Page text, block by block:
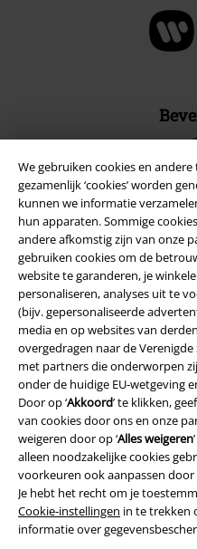
We gebruiken cookies en
gezamenlijk ‘cookies’ worden
kunnen we informatie
hun apparaten. Sommige
andere afkomstig zijn van onze
gebruiken cookies om de
website te garanderen, je
personaliseren, analyses uit te
(bijv. gepersonaliseerde
media en op websites van
overgedragen naar de
met partners die onderworpen
onder de huidige EU-wetgeving
Door op ‘Akkoord’ te klikken,
van cookies door ons en onze
weigeren door op ‘Alles weigeren
alleen noodzakelijke cookies
voorkeuren ook aanpassen door
Je hebt het recht om je
Cookie-instellingen in te trekken
informatie over
Legal
Algemene Voorwaarden
Bedrijfsgegevens
Privacyverklaring
Verklaring van conformiteit